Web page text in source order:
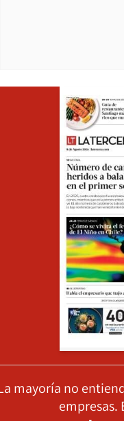
mayoría no
empresas.